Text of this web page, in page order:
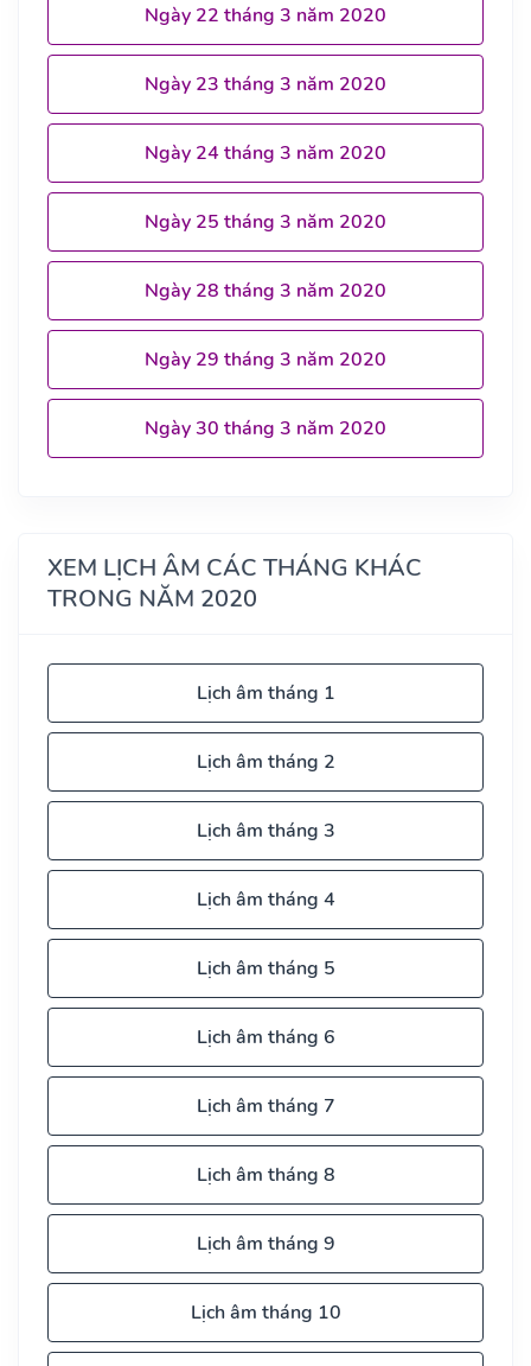
Ngày 22 tháng 3 năm 2020
Ngày 23 tháng 3 năm 2020
Ngày 24 tháng 3 năm 2020
Ngày 25 tháng 3 năm 2020
Ngày 28 tháng 3 năm 2020
Ngày 29 tháng 3 năm 2020
Ngày 30 tháng 3 năm 2020
XEM LỊCH ÂM CÁC THÁNG KHÁC
TRONG NĂM 2020
Lịch âm tháng 1
Lịch âm tháng 2
Lịch âm tháng 3
Lịch âm tháng 4
Lịch âm tháng 5
Lịch âm tháng 6
Lịch âm tháng 7
Lịch âm tháng 8
Lịch âm tháng 9
Lịch âm tháng 10